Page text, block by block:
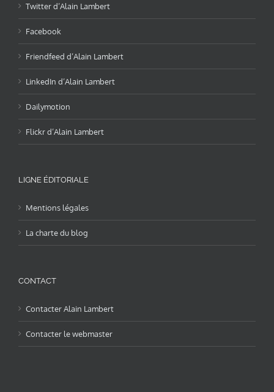
Twitter d’Alain Lambert
Facebook
Friendfeed d’Alain Lambert
LinkedIn d’Alain Lambert
Dailymotion
Flickr d’Alain Lambert
LIGNE ÉDITORIALE
Mentions légales
La charte du blog
CONTACT
Contacter Alain Lambert
Contacter le webmaster